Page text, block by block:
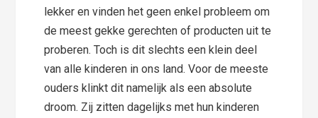
lekker en vinden het geen enkel probleem om
de meest gekke gerechten of producten uit te
proberen. Toch is dit slechts een klein deel
van alle kinderen in ons land. Voor de meeste
ouders klinkt dit namelijk als een absolute
droom. Zij zitten dagelijks met hun kinderen